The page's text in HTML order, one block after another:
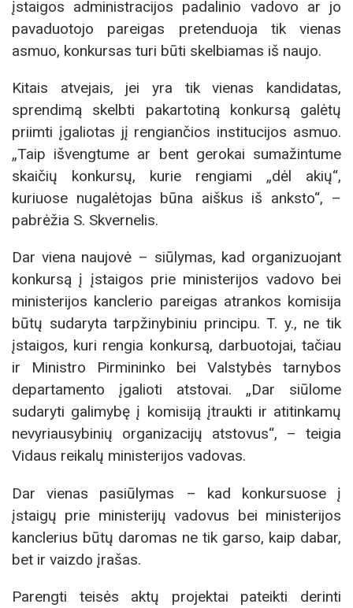
įstaigos administracijos padalinio vadovo ar jo
pavaduotojo pareigas pretenduoja tik vienas
asmuo, konkursas turi būti skelbiamas iš naujo.
Kitais atvejais, jei yra tik vienas kandidatas,
sprendimą skelbti pakartotiną konkursą galėtų
priimti įgaliotas jį rengiančios institucijos asmuo.
„Taip išvengtume ar bent gerokai sumažintume
skaičių konkursų, kurie rengiami „dėl akių“,
kuriuose nugalėtojas būna aiškus iš anksto“, –
pabrėžia S. Skvernelis.
Dar viena naujovė – siūlymas, kad organizuojant
konkursą į įstaigos prie ministerijos vadovo bei
ministerijos kanclerio pareigas atrankos komisija
būtų sudaryta tarpžinybiniu principu. T. y., ne tik
įstaigos, kuri rengia konkursą, darbuotojai, tačiau
ir Ministro Pirmininko bei Valstybės tarnybos
departamento įgalioti atstovai. „Dar siūlome
sudaryti galimybę į komisiją įtraukti ir atitinkamų
nevyriausybinių organizacijų atstovus“, – teigia
Vidaus reikalų ministerijos vadovas.
Dar vienas pasiūlymas – kad konkursuose į
įstaigų prie ministerijų vadovus bei ministerijos
kanclerius būtų daromas ne tik garso, kaip dabar,
bet ir vaizdo įrašas.
Parengti teisės aktų projektai pateikti derinti